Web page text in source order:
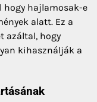
hogy hajlamosak-e
alatt. Ez a
azáltal, hogy
kihasználják a